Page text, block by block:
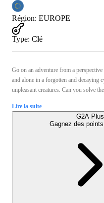
Région: EUROPE
Type: Clé
Go on an adventure from a
and alone in a forgotten and decaying
unpleasant creatures. Can you solve
Lire la suite
G2A Plus
Gagnez des